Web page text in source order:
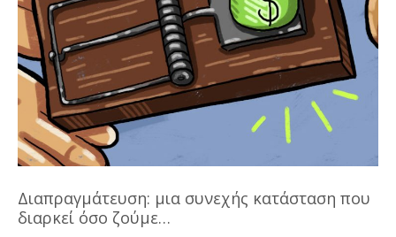
Διαπραγμάτευση: μια συνεχής κατάσταση που
διαρκεί όσο ζούμε…